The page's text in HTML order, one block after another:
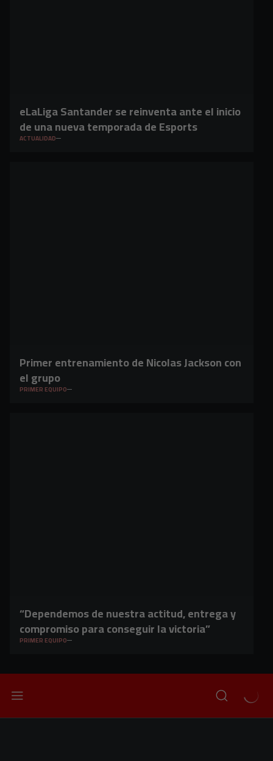
eLaLiga Santander se reinventa ante el inicio
de una nueva temporada de Esports
ACTUALIDAD
Primer entrenamiento de Nicolas Jackson con
el grupo
PRIMER EQUIPO
“Dependemos de nuestra actitud, entrega y
compromiso para conseguir la victoria”
PRIMER EQUIPO